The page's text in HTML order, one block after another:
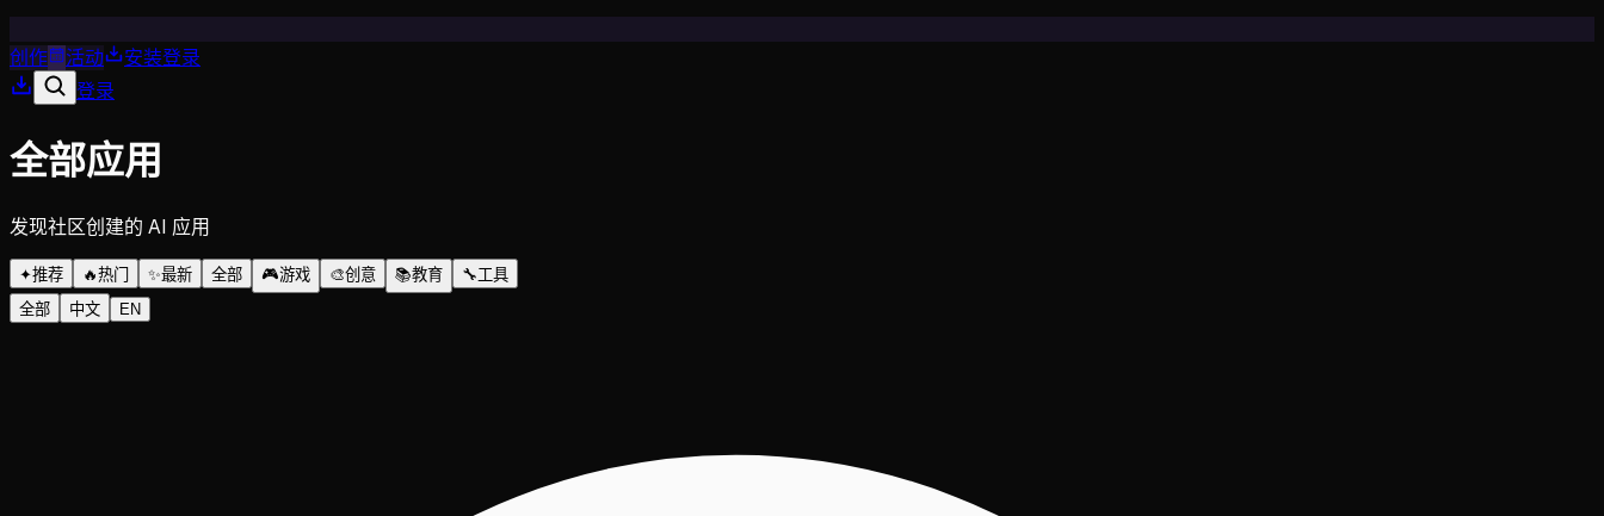
创作 活动 安装登录
登录
全部应用
发现社区创建的 AI 应用
✦推荐 🔥热门 ✨最新 全部 🎮游戏 🎨创意 📚教育 🔧工具
全部
中文 EN